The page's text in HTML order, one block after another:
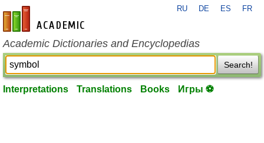
en-academic.com
RU DE ES FR
Academic Dictionaries and Encyclopedias
Search!
Interpretations Translations Books Игры ⚽